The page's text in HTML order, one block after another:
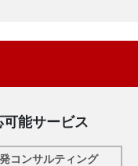
可能サービス
コンサルティング